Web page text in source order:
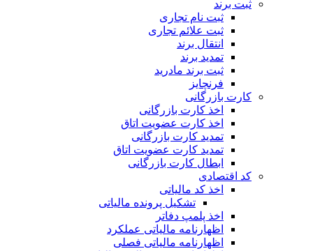
ثبت برند
ثبت نام تجاری
ثبت علائم تجاری
انتقال برند
تمدید برند
ثبت برند مادرید
فرنچایز
کارت بازرگانی
اخذ کارت بازرگانی
اخذ کارت عضویت اتاق
تمدید کارت بازرگانی
تمدید کارت عضویت اتاق
ابطال کارت بازرگانی
کد اقتصادی
اخذ کد مالیاتی
تشکیل پرونده مالیاتی
اخذ پلمپ دفاتر
اظهارنامه مالیاتی عملکرد
اظهارنامه مالیاتی فصلی